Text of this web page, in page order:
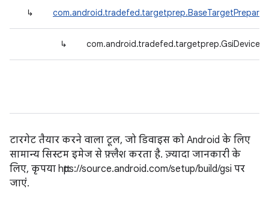
↳ com.android.tradefed.targetprep.BaseTargetPreparer
↳
टारगेट तैयार करने वाला टूल, जो डिवाइस को Android के लिए
सामान्य सिस्टम इमेज से फ़्लैश करता है. ज़्यादा जानकारी के
लिए, कृपया https://source.android.com/setup/build/gsi पर
जाएं.